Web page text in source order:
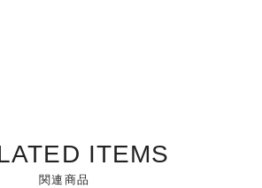
ITEMS
関連商品